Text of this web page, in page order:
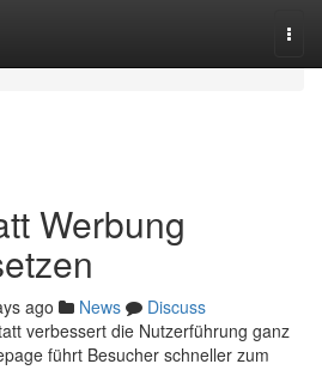
Werbung
ago News
Discuss
verbessert die Nutzerführung ganz
führt Besucher schneller zum